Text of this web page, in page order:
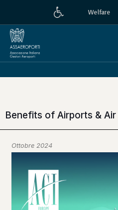
Welfare
Benefits of Airports &
Ottobre 2024